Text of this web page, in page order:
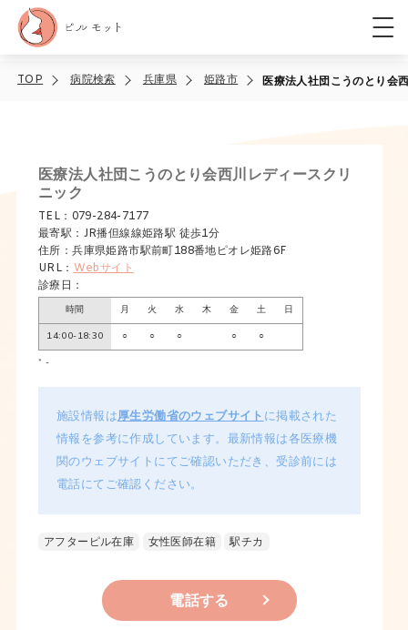
TOP 病院検索 兵庫県 姫路市 医療法人社団こうのとり会
医療法人社団こうのとり会西川レディースクリ
ニック
TEL：079-284-7177
最寄駅：JR播但線線姫路駅 徒歩1分
住所：兵庫県姫路市駅前町188番地ピオレ姫路6F
URL： Webサイト
診療日：
時間 月 火 水 木 金 土 日
14:00-18:30 ○ ○ ○ ○ ○
* -
施設情報は厚生労働省のウェブサイト に掲載された
情報を参考に作成しています。最新情報は各医療機
関のウェブサイトにてご確認いただき、受診前には
電話にてご確認ください。
アフターピル在庫 女性医師在籍 駅チカ
電話する